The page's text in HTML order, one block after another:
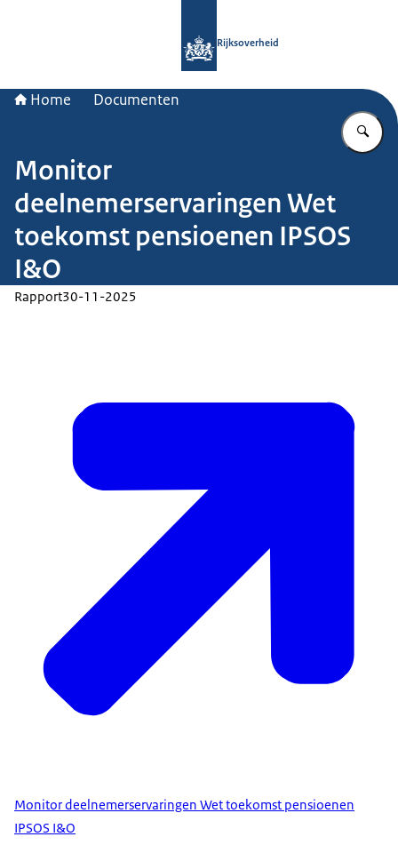
Rijksoverheid
Home Documenten
Monitor
deelnemerservaringen Wet
toekomst pensioenen IPSOS
I&O
Rapport30-11-2025
Monitor deelnemerservaringen Wet toekomst pensioenen
IPSOS I&O